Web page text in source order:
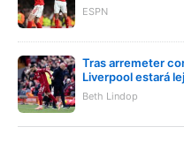
ESPN
Tras arremeter
Liverpool estará
Beth Lindop